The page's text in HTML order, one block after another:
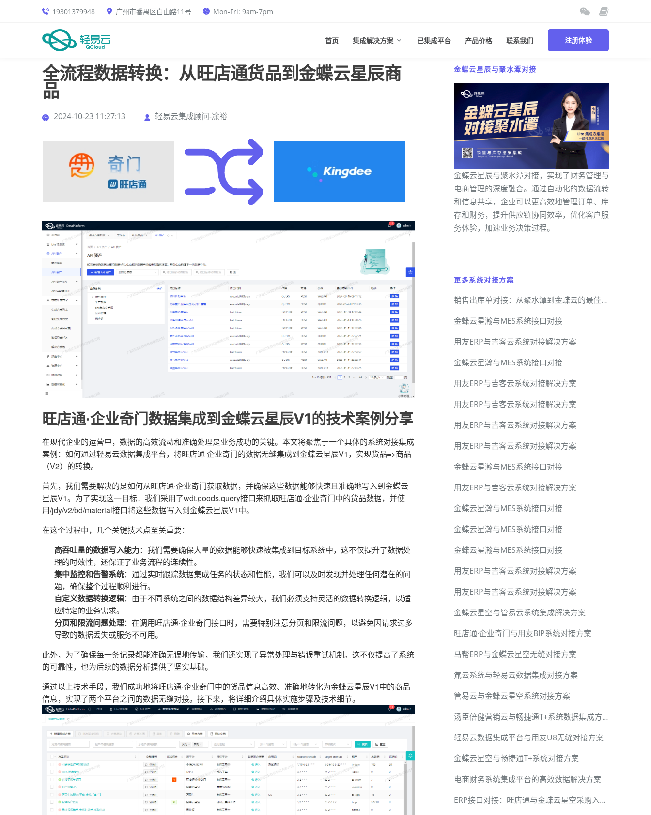
19301379948 广州市番禺区白山路11号 Mon-Fri: 9am-7pm
首页 集成解决方案 已集成平台 产品价格 联系我们 注册体验
全流程数据转换：从旺店通货品到金蝶云星辰商
品
2024-10-23 11:27:13 轻易云集成顾问-凃裕
旺店通·企业奇门数据集成到金蝶云星辰V1的技术案例分享
在现代企业的运营中，数据的高效流动和准确处理是业务成功的关键。本文将聚焦于一个具体的系统对接集成
案例：如何通过轻易云数据集成平台，将旺店通·企业奇门的数据无缝集成到金蝶云星辰V1，实现货品=>商品
（V2）的转换。
首先，我们需要解决的是如何从旺店通·企业奇门获取数据，并确保这些数据能够快速且准确地写入到金蝶云
星辰V1。为了实现这一目标，我们采用了wdt.goods.query接口来抓取旺店通·企业奇门中的货品数据，并使
用/jdy/v2/bd/material接口将这些数据写入到金蝶云星辰V1中。
在这个过程中，几个关键技术点至关重要：
高吞吐量的数据写入能力：我们需要确保大量的数据能够快速被集成到目标系统中，这不仅提升了数据处
理的时效性，还保证了业务流程的连续性。
集中监控和告警系统：通过实时跟踪数据集成任务的状态和性能，我们可以及时发现并处理任何潜在的问
题，确保整个过程顺利进行。
自定义数据转换逻辑：由于不同系统之间的数据结构差异较大，我们必须支持灵活的数据转换逻辑，以适
应特定的业务需求。
分页和限流问题处理：在调用旺店通·企业奇门接口时，需要特别注意分页和限流问题，以避免因请求过多
导致的数据丢失或服务不可用。
此外，为了确保每一条记录都能准确无误地传输，我们还实现了异常处理与错误重试机制。这不仅提高了系统
的可靠性，也为后续的数据分析提供了坚实基础。
通过以上技术手段，我们成功地将旺店通·企业奇门中的货品信息高效、准确地转化为金蝶云星辰V1中的商品
信息，实现了两个平台之间的数据无缝对接。接下来，将详细介绍具体实施步骤及技术细节。
金蝶云星辰与聚水潭对接
金蝶云星辰与聚水潭对接，实现了财务管理与
电商管理的深度融合。通过自动化的数据流转
和信息共享，企业可以更高效地管理订单、库
存和财务，提升供应链协同效率，优化客户服
务体验，加速业务决策过程。
更多系统对接方案
销售出库单对接：从聚水潭到金蝶云的最佳方案
金蝶云星瀚与MES系统接口对接
用友ERP与吉客云系统对接解决方案
金蝶云星瀚与MES系统接口对接
用友ERP与吉客云系统对接解决方案
用友ERP与吉客云系统对接解决方案
用友ERP与吉客云系统对接解决方案
用友ERP与吉客云系统对接解决方案
金蝶云星瀚与MES系统接口对接
用友ERP与吉客云系统对接解决方案
金蝶云星瀚与MES系统接口对接
金蝶云星瀚与MES系统接口对接
金蝶云星瀚与MES系统接口对接
用友ERP与吉客云系统对接解决方案
用友ERP与吉客云系统对接解决方案
金蝶云星空与管易云系统集成解决方案
旺店通·企业奇门与用友BIP系统对接方案
马帮ERP与金蝶云星空无缝对接方案
氚云系统与轻易云数据集成对接方案
管易云与金蝶云星空系统对接方案
汤臣倍健营销云与畅捷通T+系统数据集成方案
轻易云数据集成平台与用友U8无缝对接方案
金蝶云星空与畅捷通T+系统对接方案
电商财务系统集成平台的高效数据解决方案
ERP接口对接：旺店通与金蝶云星空采购入库单集成方案